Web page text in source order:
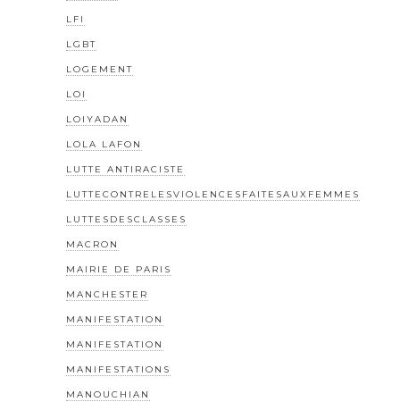
LFI
LGBT
LOGEMENT
LOI
LOIYADAN
LOLA LAFON
LUTTE ANTIRACISTE
LUTTECONTRELESVIOLENCESFAITESAUXFEMMES
LUTTESDESCLASSES
MACRON
MAIRIE DE PARIS
MANCHESTER
MANIFESTATION
MANIFESTATION
MANIFESTATIONS
MANOUCHIAN